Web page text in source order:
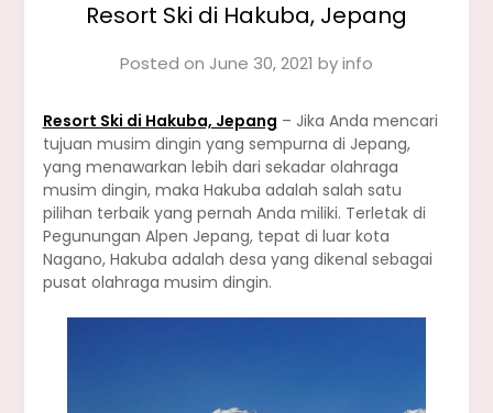
Resort Ski di Hakuba, Jepang
Posted on June 30, 2021 byinfo
Resort Ski di Hakuba, Jepang – Jika Anda mencari
tujuan musim dingin yang sempurna di Jepang,
yang menawarkan lebih dari sekadar olahraga
musim dingin, maka Hakuba adalah salah satu
pilihan terbaik yang pernah Anda miliki. Terletak di
Pegunungan Alpen Jepang, tepat di luar kota
Nagano, Hakuba adalah desa yang dikenal sebagai
pusat olahraga musim dingin.